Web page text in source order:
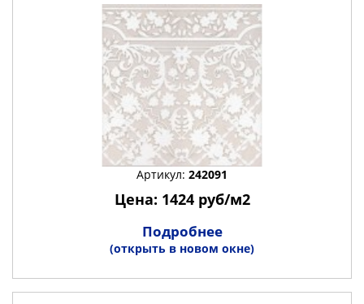
Артикул: 242091
Цена: 1424 руб/м2
Подробнее
(открыть в новом окне)